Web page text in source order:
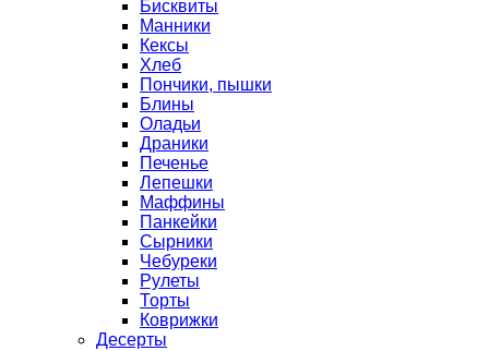
Бисквиты
Манники
Кексы
Хлеб
Пончики, пышки
Блины
Оладьи
Драники
Печенье
Лепешки
Маффины
Панкейки
Сырники
Чебуреки
Рулеты
Торты
Коврижки
Десерты